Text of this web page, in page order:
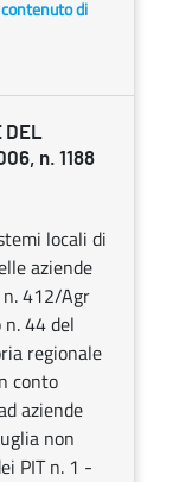
di
DEL
n. 1188
locali di
aziende
n. 412/Agr
44 del
regionale
conto
aziende
non
PIT n. 1 -